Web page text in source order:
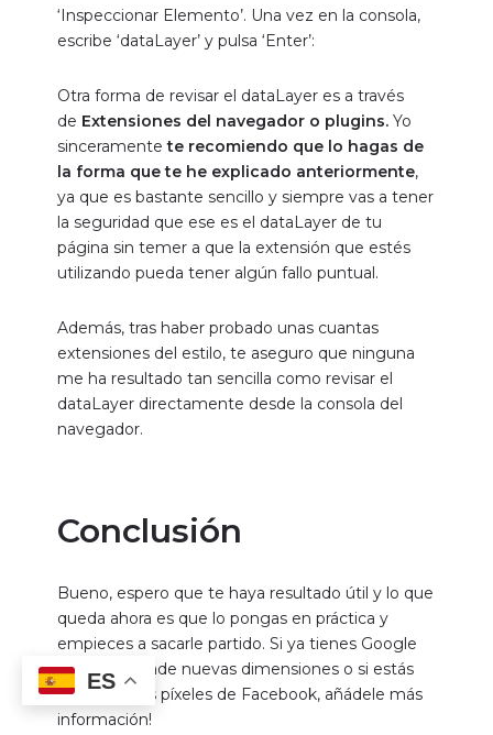
Otra forma de revisar el dataLayer es a través
deExtensiones del navegador o plugins.
la forma que te he explicado anteriormente
ya que es bastante sencillo y siempre vas a tener
la seguridad que ese es el dataLayer de tu
página sin temer a que la extensión que estés
utilizando pueda tener algún fallo puntual.
Además, tras haber probado unas cuantas
extensiones del estilo, te aseguro que ninguna
dataLayer directamente desde la consola del
navegador.
Conclusión
queda ahora es que lo pongas en práctica y
Analytics añade nuevas dimensiones o si estás
utilizando los píxeles de Facebook, añádele más
información!
Por si todavía no lo has revisado, estastres
entradas seguro te van a ser de gran utilidad
ES